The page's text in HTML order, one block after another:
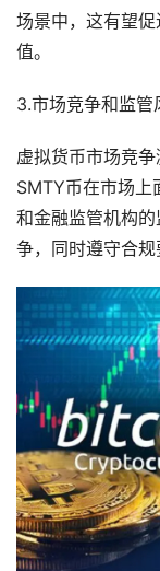
场景中，这有望
值。
3.市场竞争和监管
虚拟货币市场竞争
SMTY币在市场上
和金融监管机构
争，同时遵守合规